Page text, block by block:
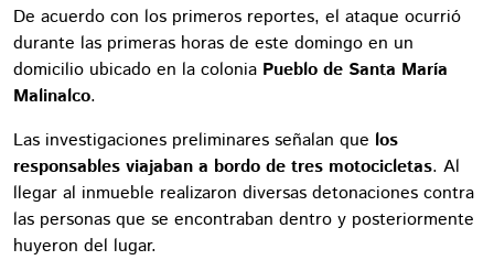
De acuerdo con los primeros reportes, el ataque ocurrió
durante las primeras horas de este domingo en un
domicilio ubicado en la colonia Pueblo de Santa María
Malinalco.
Las investigaciones preliminares señalan que los
responsables viajaban a bordo de tres motocicletas. Al
llegar al inmueble realizaron diversas detonaciones contra
las personas que se encontraban dentro y posteriormente
huyeron del lugar.